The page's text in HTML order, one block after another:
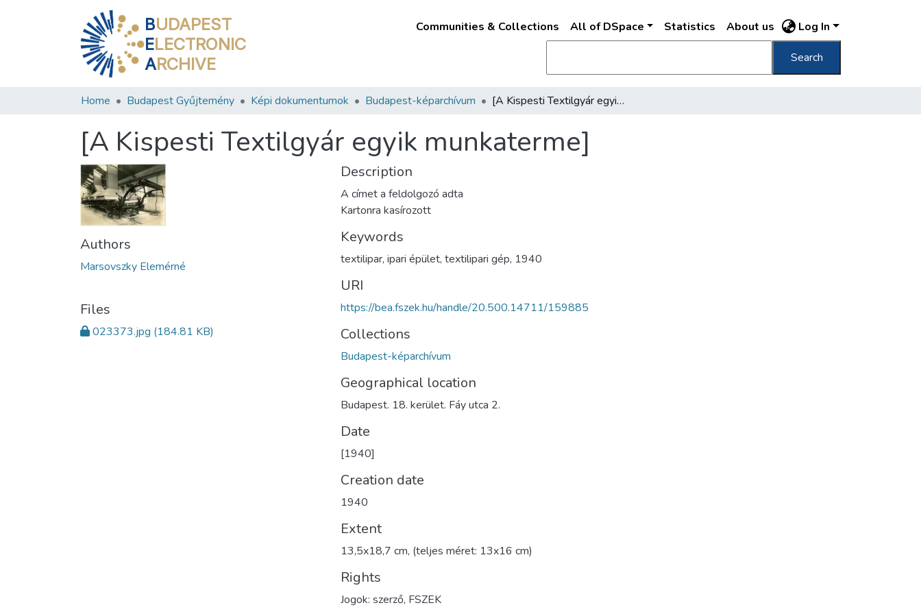
BUDAPEST
ELECTRONIC
ARCHIVE
Communities & Collections All of DSpace Statistics About us Log In
Search
Home Budapest Gyűjtemény Képi dokumentumok Budapest-képarchívum [A Kispesti Textilgyár egyik munkaterme]
[A Kispesti Textilgyár egyik munkaterme]
Authors
Marsovszky Elemérné
Files
023373.jpg (184.81 KB)
Description
A címet a feldolgozó adta
Kartonra kasírozott
Keywords
textilipar, ipari épület, textilipari gép, 1940
URI
https://bea.fszek.hu/handle/20.500.14711/159885
Collections
Budapest-képarchívum
Geographical location
Budapest. 18. kerület. Fáy utca 2.
Date
[1940]
Creation date
1940
Extent
13,5x18,7 cm, (teljes méret: 13x16 cm)
Rights
Jogok: szerző, FSZEK